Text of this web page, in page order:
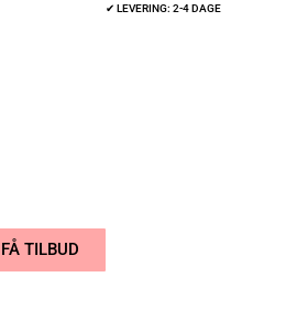
✔ LEVERING: 2-4 DAGE
FÅ TILBUD